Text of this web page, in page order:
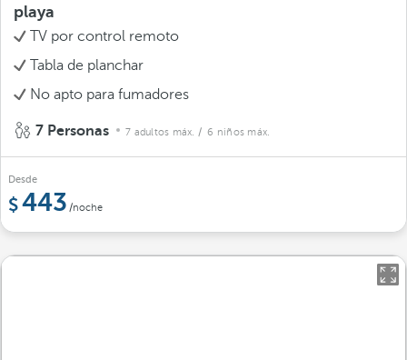
playa
TV por control remoto
Tabla de planchar
No apto para fumadores
7 Personas 7 adultos máx. / 6 niños máx.
Desde
443 /noche